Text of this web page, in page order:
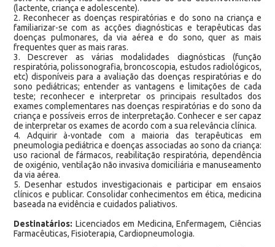
(lactente, criança e adolescente).
2. Reconhecer as doenças respiratórias e do sono na criança e
familiarizar-se com as acções diagnósticas e terapêuticas das
doenças pulmonares, da via aérea e do sono, quer as mais
frequentes quer as mais raras.
3. Descrever as várias modalidades diagnósticas (função
respiratória, polissonografia, broncoscopia, estudos radiológicos,
etc) disponíveis para a avaliação das doenças respiratórias e do
sono pediátricas; entender as vantagens e limitações de cada
teste; reconhecer e interpretar os principais resultados dos
exames complementares nas doenças respiratórias e do sono da
criança e possíveis erros de interpretação. Conhecer e ser capaz
de interpretar os exames de acordo com a sua relevância clínica.
4. Adquirir à-vontade com a maioria das terapêuticas em
pneumologia pediátrica e doenças associadas ao sono da criança:
uso racional de fármacos, reabilitação respiratória, dependência
de oxigénio, ventilação não invasiva domiciliária e manuseamento
da via aérea.
5. Desenhar estudos investigacionais e participar em ensaios
clínicos e publicar. Consolidar conhecimentos em ética, medicina
baseada na evidência e cuidados paliativos.
Destinatários: Licenciados em Medicina, Enfermagem, Ciências
Farmacêuticas, Fisioterapia, Cardiopneumologia.